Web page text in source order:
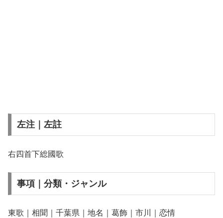
左注｜左註
右四首下総國歌
事項｜分類・ジャンル
東歌｜相聞｜千葉県｜地名｜葛飾｜市川｜恋情